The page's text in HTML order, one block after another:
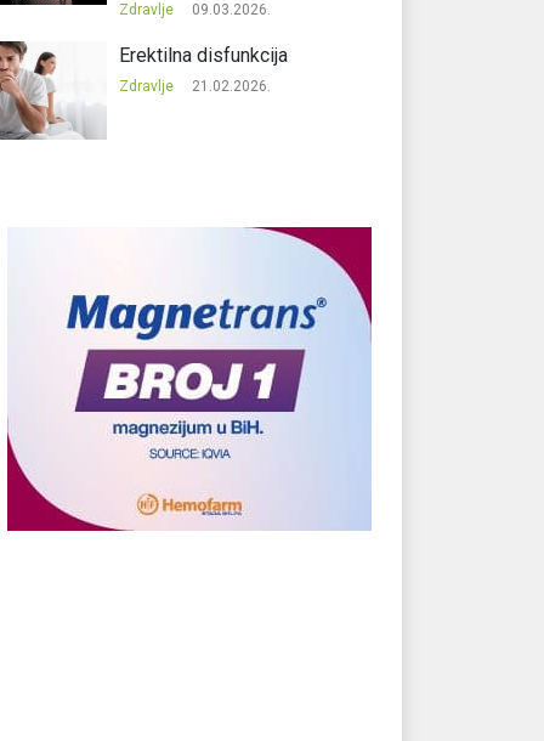
Zdravlje 09.03.2026.
Erektilna disfunkcija
Zdravlje 21.02.2026.